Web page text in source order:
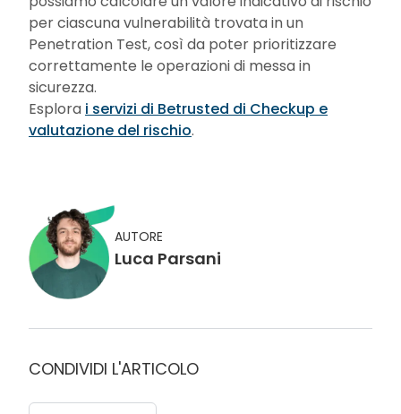
per ciascuna vulnerabilità trovata in un
Penetration Test, così da poter prioritizzare
correttamente le operazioni di messa in
sicurezza.
Esplora i servizi di Betrusted di Checkup e
valutazione del rischio.
AUTORE
Luca Parsani
CONDIVIDI L'ARTICOLO